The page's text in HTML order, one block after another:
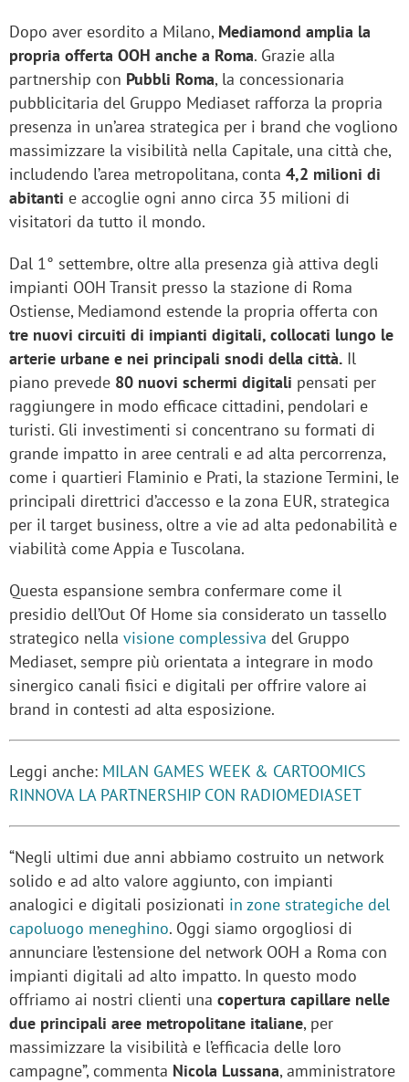
Dopo aver esordito a Milano, Mediamond amplia la
propria offerta OOH anche a Roma. Grazie alla
partnership con Pubbli Roma, la concessionaria
pubblicitaria del Gruppo Mediaset rafforza la propria
presenza in un’area strategica per i brand che vogliono
massimizzare la visibilità nella Capitale, una città che,
includendo l’area metropolitana, conta 4,2 milioni di
abitanti e accoglie ogni anno circa 35 milioni di
visitatori da tutto il mondo.
Dal 1° settembre, oltre alla presenza già attiva degli
impianti OOH Transit presso la stazione di Roma
Ostiense, Mediamond estende la propria offerta con
tre nuovi circuiti di impianti digitali, collocati lungo le
arterie urbane e nei principali snodi della città. Il
piano prevede 80 nuovi schermi digitali pensati per
raggiungere in modo efficace cittadini, pendolari e
turisti. Gli investimenti si concentrano su formati di
grande impatto in aree centrali e ad alta percorrenza,
come i quartieri Flaminio e Prati, la stazione Termini, le
principali direttrici d’accesso e la zona EUR, strategica
per il target business, oltre a vie ad alta pedonabilità e
viabilità come Appia e Tuscolana.
Questa espansione sembra confermare come il
presidio dell’Out Of Home sia considerato un tassello
strategico nella visione complessiva del Gruppo
Mediaset, sempre più orientata a integrare in modo
sinergico canali fisici e digitali per offrire valore ai
brand in contesti ad alta esposizione.
Leggi anche: MILAN GAMES WEEK & CARTOOMICS
RINNOVA LA PARTNERSHIP CON RADIOMEDIASET
“Negli ultimi due anni abbiamo costruito un network
solido e ad alto valore aggiunto, con impianti
analogici e digitali posizionati in zone strategiche del
capoluogo meneghino. Oggi siamo orgogliosi di
annunciare l’estensione del network OOH a Roma con
impianti digitali ad alto impatto. In questo modo
offriamo ai nostri clienti una copertura capillare nelle
due principali aree metropolitane italiane, per
massimizzare la visibilità e l’efficacia delle loro
campagne”, commenta Nicola Lussana, amministratore